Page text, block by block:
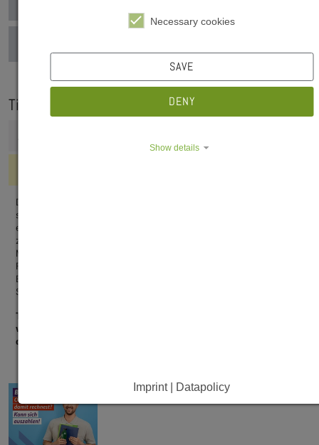
Tipps rund ums BAföG
Da immer noch viele Studierende auf ihr BAföG angewiesen
sind, möchten wir Sie bitten, Ihren
einzureichen. Somit können Sie vermeiden, dass die Förderung
zum kommenden Semester verzögert eintrifft: Spätestens zwei
Monate vor dem Ende des Bewilligungszeitraumes sollte der
Folgeantrag bei uns eingehen. Das bedeutet: Endet Ihr
Bewillungszeitraum Ende September eines Jahres, so reichen
Sie bitte den Antrag bis spätestens Ende Juli bei uns ein.
TIPP: Hinterlegen Sie Ihre E-Mail beim BAföG-Amt, schicken
wir Ihnen zwei Mal eine Erinnerungsmail für den Folgeantrag,
damit Sie diesen nicht vergessen!
Necessary cookies
SAVE
DENY
Show details
Imprint | Datapolicy